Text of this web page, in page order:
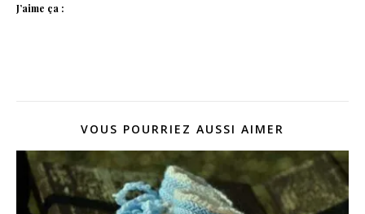
J’aime ça :
VOUS POURRIEZ AUSSI AIMER